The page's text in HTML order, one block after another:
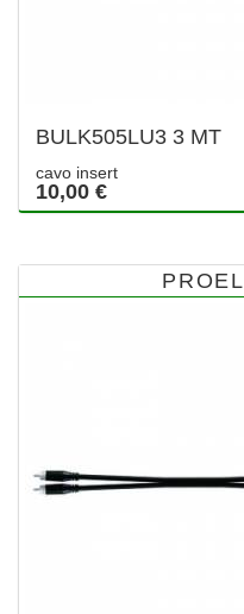
BULK505LU3 3 MT
cavo insert
10,00 €
PROEL